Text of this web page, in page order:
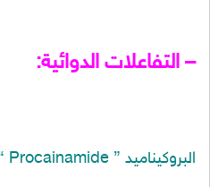
– التفاعلات الدوائية:
البروكيناميد ” Procainamide “: